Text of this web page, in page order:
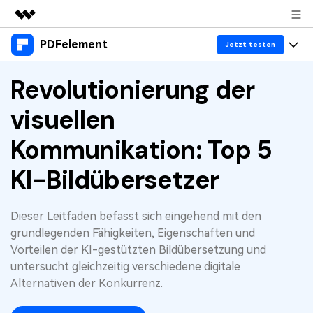
Top-Produkte
Dienstprogramme
Business
Überblick
Lösungen
Über uns
Presseraum
Shop
Support
PDFelement Jetzt testen
Produkte
Desktop
PDFelement für Windows
PDFelement für iPhone/iPad
PDFelement für Android
Cloud
Lösungen
Benutzer im Bildungswesen
PDF lesen
PDF erstellen
PDF kombinieren
PDF drucken
Ressourcen
Heiße Themen
Top PDF-Software
How-Tos
Mac-Software
OCR PDF Tipps
Business
KMU von 1-10p
10p+ Unternehmen
Jetzt kaufen Anmelden
Revolutionierung der
visuellen
Kommunikation: Top 5
KI-Bildübersetzer
Dieser Leitfaden befasst sich eingehend mit den
grundlegenden Fähigkeiten, Eigenschaften und
Vorteilen der KI-gestützten Bildübersetzung und
untersucht gleichzeitig verschiedene digitale
Alternativen der Konkurrenz.